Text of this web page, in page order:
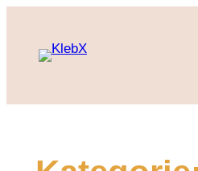
springen